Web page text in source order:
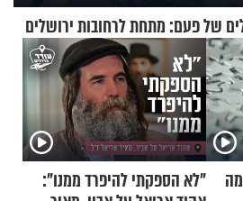
של פעם: מתחת לרחובות ירושלים
"לא הספקתי להיפרד ממנו":